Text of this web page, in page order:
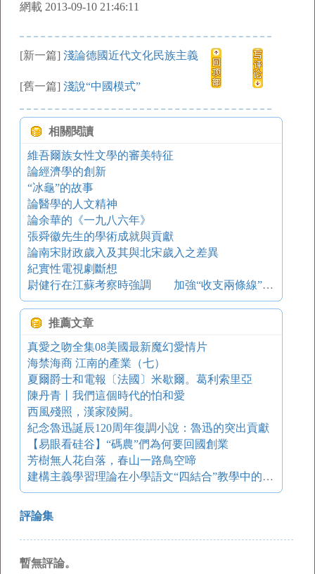
網載 2013-09-10 21:46:11
[新一篇] 淺論德國近代文化民族主義
[舊一篇] 淺說“中國模式”
相關閱讀
維吾爾族女性文學的審美特征
論經濟學的創新
“冰龜”的故事
論醫學的人文精神
論余華的《一九八六年》
張舜徽先生的學術成就與貢獻
論南宋財政歲入及其與北宋歲入之差異
紀實性電視劇斷想
尉健行在江蘇考察時強調 加強“收支兩條線”管理工作
推薦文章
真愛之吻全集08美國最新魔幻愛情片
海禁海商 江南的產業（七）
夏爾爵士和電報〔法國〕米歇爾。葛利索里亞
陳丹青丨我們這個時代的怕和愛
西風殘照，漢家陵闕。
紀念魯迅誕辰120周年復調小說：魯迅的突出貢獻
【易眼看硅谷】“碼農”們為何要回國創業
芳樹無人花自落，春山一路鳥空啼
建構主義學習理論在小學語文“四結合”教學中的應用
評論集
暫無評論。